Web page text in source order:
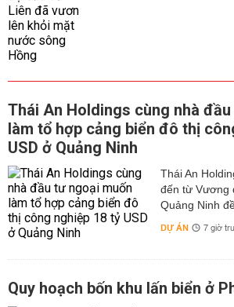
Thái An Holdings cùng nhà
làm tổ hợp cảng biển đô thị
USD ở Quảng Ninh
Thái An
đến từ Vương
Quảng Ninh
DỰ ÁN 7 giờ
Quy hoạch bốn khu lấn biển ở